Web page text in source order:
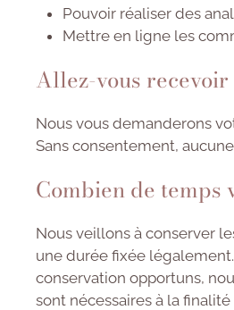
Pouvoir réaliser des
Mettre en ligne les
Allez-vous
Nous vous demanderons
Sans consentement,
Combien de temps
Nous veillons à conserver
une durée fixée
conservation opportuns,
sont nécessaires à la